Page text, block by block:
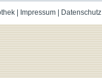
| Impressum| Datenschutz